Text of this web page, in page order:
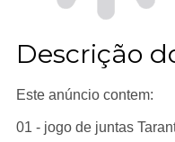
Descrição
Este anúncio contem:
01 - jogo de juntas